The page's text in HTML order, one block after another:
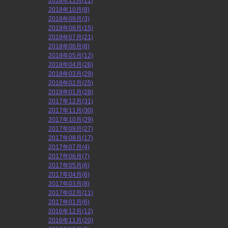
2018年10月(8)
2018年09月(3)
2018年08月(15)
2018年07月(21)
2018年06月(8)
2018年05月(12)
2018年04月(26)
2018年03月(29)
2018年02月(25)
2018年01月(28)
2017年12月(31)
2017年11月(30)
2017年10月(29)
2017年09月(27)
2017年08月(17)
2017年07月(4)
2017年06月(7)
2017年05月(6)
2017年04月(6)
2017年03月(8)
2017年02月(11)
2017年01月(6)
2016年12月(12)
2016年11月(20)